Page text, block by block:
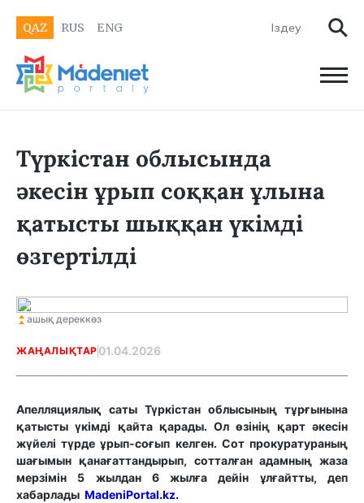
QAZ RUS ENG
Түркістан облысында
әкесін ұрып соққан ұлына
қатысты шыққан үкімді
өзгертілді
ашық дереккөз
ЖАҢАЛЫҚТАР 01.04.2026
Апелляциялық саты Түркістан облысының тұрғынына
қатысты үкімді қайта қарады. Ол өзінің қарт әкесін
жүйелі түрде ұрып-соғып келген. Сот прокуратураның
шағымын қанағаттандырып, сотталған адамның жаза
мерзімін 5 жылдан 6 жылға дейін ұлғайтты, деп
хабарлады MadeniPortal.kz.